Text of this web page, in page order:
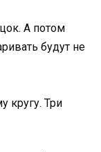
А потом
будут не
кругу. Три